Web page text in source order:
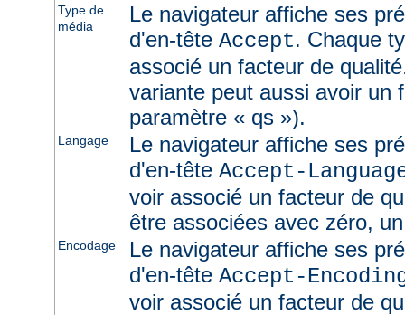
Type de
média
Le navigateur affiche ses
d'en-tête Accept. Chaque
associé un facteur de
variante peut aussi avoir un
paramètre « qs »).
Langage
Le navigateur affiche ses
d'en-tête Accept-
voir associé un facteur de
être associées avec zéro,
Encodage
Le navigateur affiche ses
d'en-tête Accept-
voir associé un facteur de